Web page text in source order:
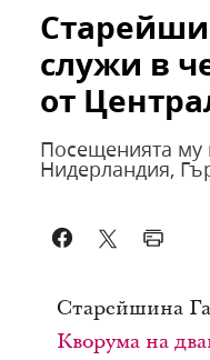
служи в
от
Посещенията му
Нидерландия,
Старейшина
Кворума на